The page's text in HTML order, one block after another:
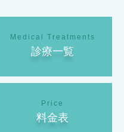
診療一覧
料金表